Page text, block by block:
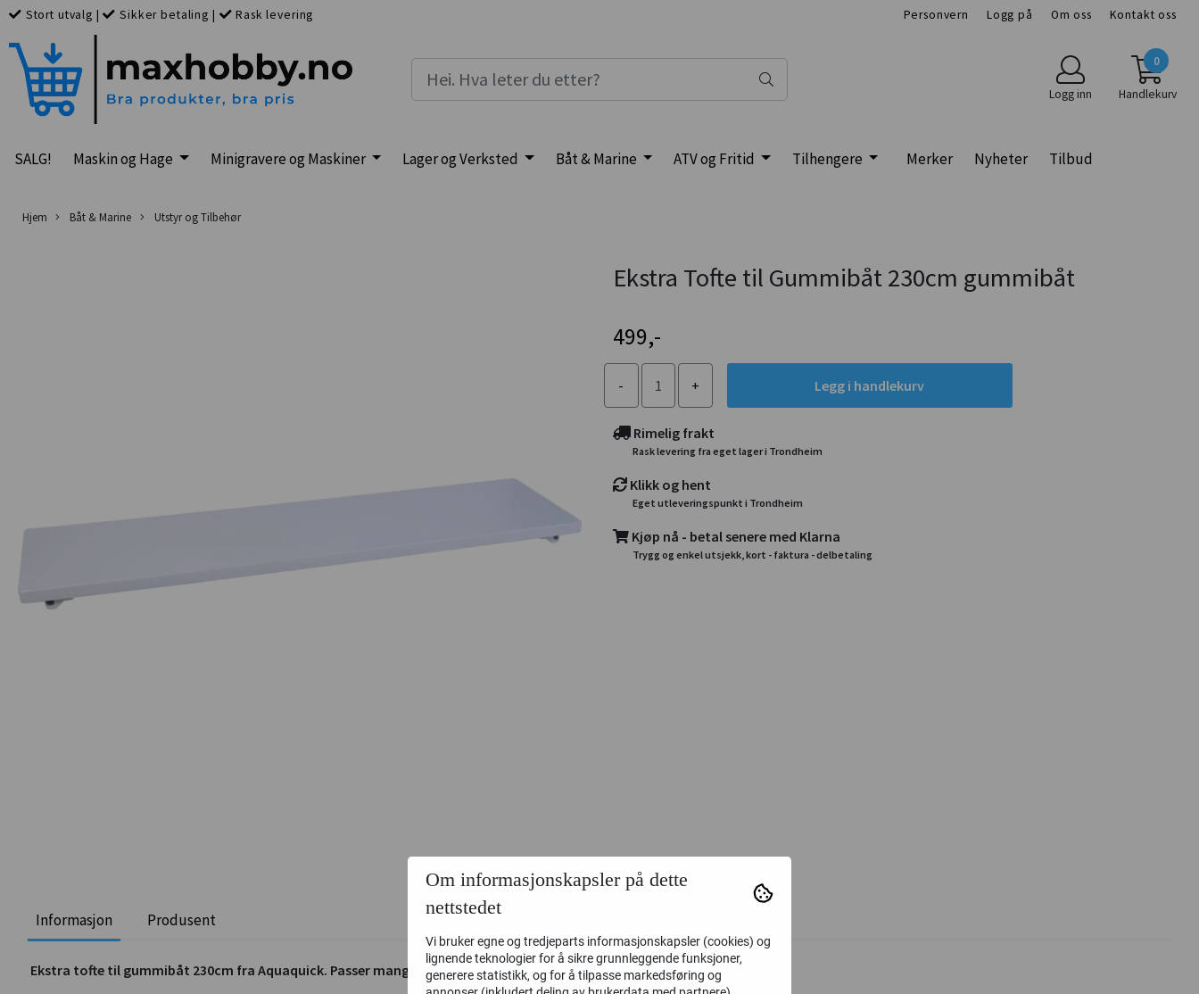
Stort utvalg | Sikker betaling | Rask levering Personvern Logg på Om oss Kontakt oss
Logg inn
0
Handlekurv
SALG! Maskin og Hage Minigravere og Maskiner Lager og Verksted Båt & Marine ATV og Fritid Tilhengere Merker Nyheter Tilbud
Hjem Båt & Marine Utstyr og Tilbehør
Ekstra Tofte til Gummibåt 230cm gummibåt
499,-
Legg i handlekurv
Rimelig frakt
Rask levering fra eget lager i Trondheim
Klikk og hent
Eget utleveringspunkt i Trondheim
Kjøp nå - betal senere med Klarna
Trygg og enkel utsjekk, kort - faktura - delbetaling
Informasjon Produsent
Ekstra tofte til gummibåt 230cm fra Aquaquick. Passer mange andre modeller
Om informasjonskapsler på dette
nettstedet
Vi bruker egne og tredjeparts informasjonskapsler (cookies) og
lignende teknologier for å sikre grunnleggende funksjoner,
generere statistikk, og for å tilpasse markedsføring og